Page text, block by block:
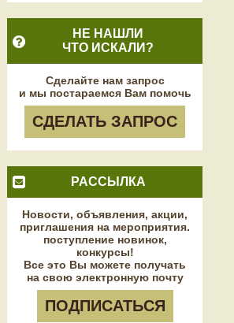
НЕ НАШЛИ
ЧТО ИСКАЛИ?
Сделайте нам запрос
и мы постараемся Вам помочь
СДЕЛАТЬ ЗАПРОС
РАССЫЛКА
Новости, объявления, акции,
приглашения на мероприятия.
поступление новинок,
конкурсы!
Все это Вы можете получать
на свою электронную почту
ПОДПИСАТЬСЯ